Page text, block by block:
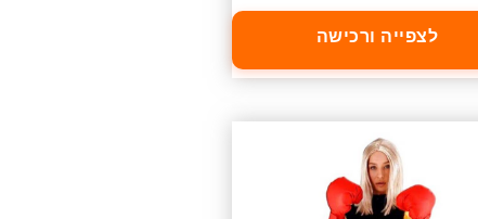
לצפייה ורכישה